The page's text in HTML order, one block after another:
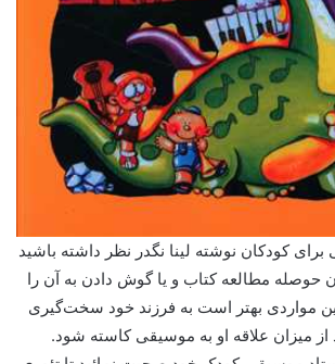
کودکان نوشته لینا نگدر نظر داشته باشید
حوصله مطالعه کتاب و یا گوش دادن به آن را
مواردی بهتر است به فرزند خود سخت‌گیری
از میزان علاقه او به موسیقی کاسته شود.